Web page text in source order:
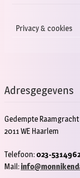
Privacy & cookies
Adresgegevens
Gedempte
2011 WE Haarlem
Telefoon: 023-
Mail: